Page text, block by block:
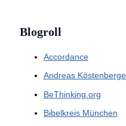
Blogroll
Accordance
Andreas
BeThinking.org
Bibelkreis München